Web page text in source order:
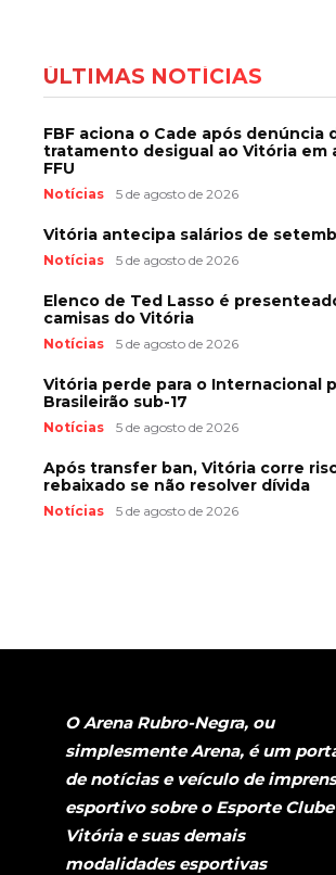
ÚLTIMAS NOTÍCIAS
FBF aciona o Cade após denúncia
tratamento desigual ao Vitória em
FFU
Notícias 5 de agosto de 2026
Vitória antecipa salários de
Notícias 5 de agosto de 2026
Elenco de Ted Lasso é
camisas do Vitória
Notícias 5 de agosto de 2026
Vitória perde para o Internacional
Brasileirão sub-17
Notícias 5 de agosto de 2026
Após transfer ban, Vitória corre
rebaixado se não resolver dívida
Notícias 5 de agosto de 2026
O Arena Rubro-Negra, ou
simplesmente Arena, é um
de notícias e veículo de
esportivo sobre o Esporte Clube
Vitória e suas demais
modalidades esportivas